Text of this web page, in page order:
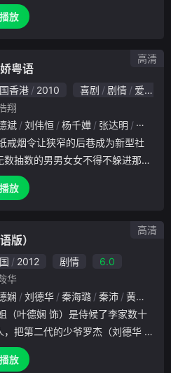
意，竟遗失了3岁的弟弟齐欢乐。
，以致在决赛时神不守舍，赌到
放
粤语
香港 2010 喜剧 剧情
爱情
翔
斌 刘伟恒 杨千嬅 张达明
林耀声
数抽数的男男女女不得不躲进那里
身居何位，所为何事，在那里他们
民，大家所做的无非是一起吞云
放
高清
版）
2012 剧情
6.0
华
娴 刘德华 秦海璐 秦沛 黄秋生
，把第二代的少爷罗杰（刘德华
人。罗杰从事电影制片人，五十多
，而桃姐也继续照顾罗杰，成为
放
高清